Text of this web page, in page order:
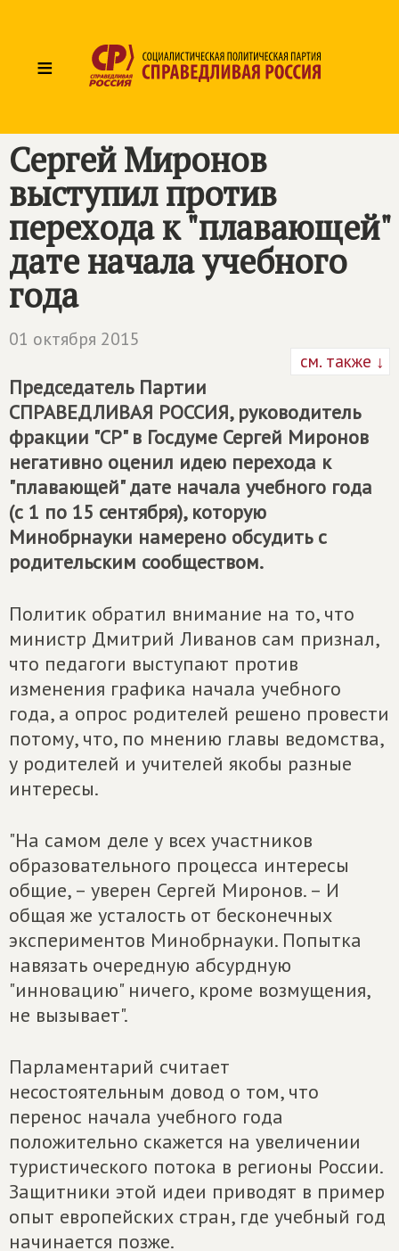
≡
Сергей Миронов
выступил против
перехода к "плавающей"
дате начала учебного
года
01 октября 2015
см. также ↓
Председатель Партии
СПРАВЕДЛИВАЯ РОССИЯ, руководитель
фракции "СР" в Госдуме Сергей Миронов
негативно оценил идею перехода к
"плавающей" дате начала учебного года
(с 1 по 15 сентября), которую
Минобрнауки намерено обсудить с
родительским сообществом.
Политик обратил внимание на то, что
министр Дмитрий Ливанов сам признал,
что педагоги выступают против
изменения графика начала учебного
года, а опрос родителей решено провести
потому, что, по мнению главы ведомства,
у родителей и учителей якобы разные
интересы.
"На самом деле у всех участников
образовательного процесса интересы
общие, – уверен Сергей Миронов. – И
общая же усталость от бесконечных
экспериментов Минобрнауки. Попытка
навязать очередную абсурдную
"инновацию" ничего, кроме возмущения,
не вызывает".
Парламентарий считает
несостоятельным довод о том, что
перенос начала учебного года
положительно скажется на увеличении
туристического потока в регионы России.
Защитники этой идеи приводят в пример
опыт европейских стран, где учебный год
начинается позже.